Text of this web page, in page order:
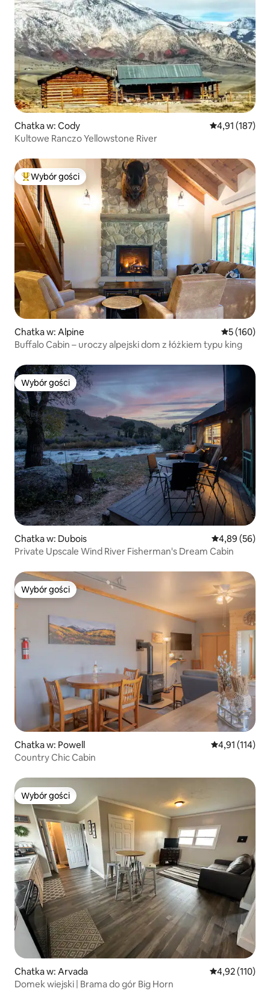
Chatka w: Cody Średnia
4,91 (187)
Kultowe Ranczo Yellowstone River
Najpopularniejsze z kategorii Wybór gości
Wybór gości
Chatka w: Alpine Średnia
5 (160)
Buffalo Cabin – uroczy alpejski dom z łóżkiem typu king
Wybór gości
Wybór gości
Chatka w: Dubois Średnia
4,89 (56)
Private Upscale Wind River Fisherman's Dream Cabin
Wybór gości
Wybór gości
Chatka w: Powell Średnia
4,91 (114)
Country Chic Cabin
Wybór gości
Wybór gości
Chatka w: Arvada Średnia
4,92 (110)
Domek wiejski | Brama do gór Big Horn